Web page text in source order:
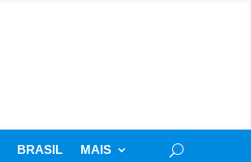
BRASIL MAIS